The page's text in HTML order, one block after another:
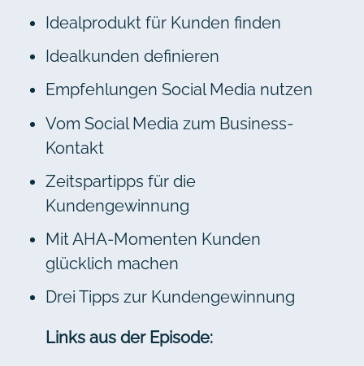
Idealprodukt für Kunden finden
Idealkunden definieren
Empfehlungen Social Media nutzen
Vom Social Media zum Business-
Kontakt
Zeitspartipps für die
Kundengewinnung
Mit AHA-Momenten Kunden
glücklich machen
Drei Tipps zur Kundengewinnung
Links aus der Episode: